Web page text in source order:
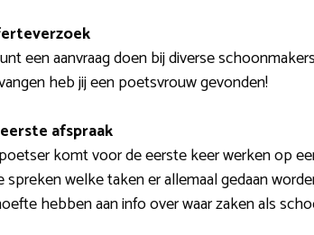
een aanvraag doen bij diverse
heb jij een poetsvrouw gevonden!
afspraak
komt voor de eerste keer werken op
spreken welke taken er allemaal gedaan
hebben aan info over waar zaken als